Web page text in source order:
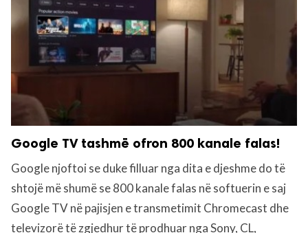
Google TV tashmë ofron 800 kanale falas!
Google njoftoi se duke filluar nga dita e djeshme do të
shtojë më shumë se 800 kanale falas në softuerin e saj
Google TV në pajisjen e transmetimit Chromecast dhe
televizorë të zgjedhur të prodhuar nga Sony, CL,